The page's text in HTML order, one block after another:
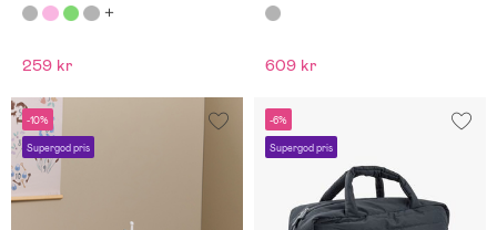
259 kr
Silver
609 kr
-10%
Supergod pris
-6%
Supergod pris